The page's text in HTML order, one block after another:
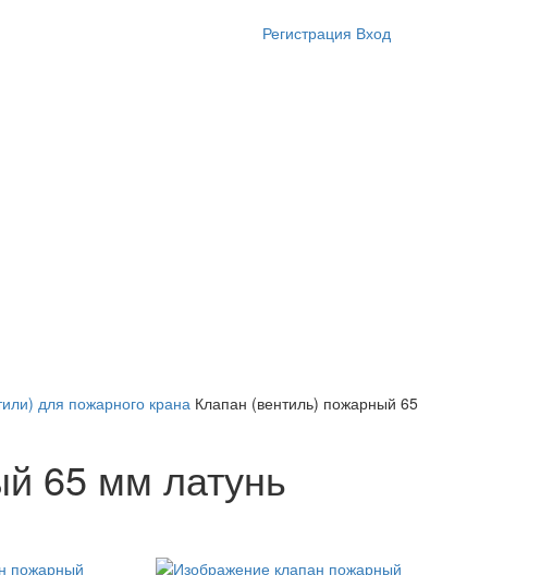
Регистрация Вход
для пожарного крана Клапан (вентиль) пожарный 65
65 мм латунь